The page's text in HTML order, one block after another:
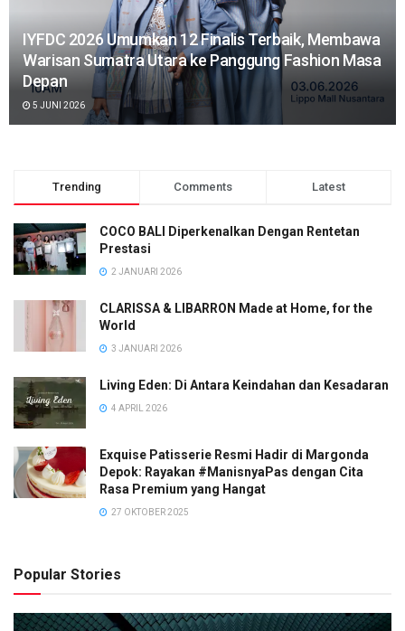
IYFDC 2026 Umumkan 12 Finalis Terbaik, Membawa
Warisan Sumatra Utara ke Panggung Fashion Masa
Depan
5 JUNI 2026
Trending Comments Latest
COCO BALI Diperkenalkan Dengan Rentetan
Prestasi
2 JANUARI 2026
CLARISSA & LIBARRON Made at Home, for the
World
3 JANUARI 2026
Living Eden: Di Antara Keindahan dan Kesadaran
4 APRIL 2026
Exquise Patisserie Resmi Hadir di Margonda
Depok: Rayakan #ManisnyaPas dengan Cita
Rasa Premium yang Hangat
27 OKTOBER 2025
Popular Stories